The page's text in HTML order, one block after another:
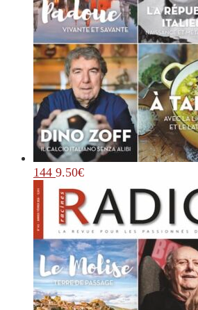
144 9.50€